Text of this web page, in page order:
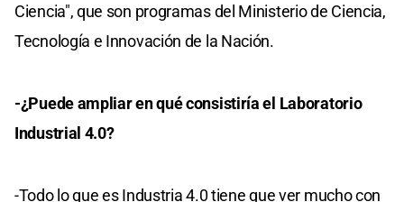
Ciencia", que son programas del Ministerio de Ciencia,
Tecnología e Innovación de la Nación.
-¿Puede ampliar en qué consistiría el Laboratorio
Industrial 4.0?
-Todo lo que es Industria 4.0 tiene que ver mucho con